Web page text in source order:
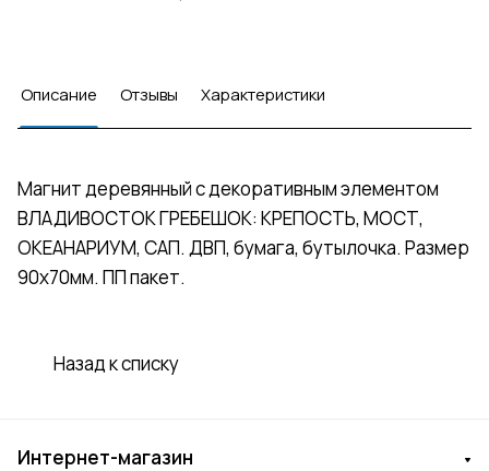
Описание Отзывы Характеристики
Магнит деревянный с декоративным элементом
ВЛАДИВОСТОК ГРЕБЕШОК: КРЕПОСТЬ, МОСТ,
ОКЕАНАРИУМ, САП. ДВП, бумага, бутылочка. Размер
90х70мм. ПП пакет.
Назад к списку
Интернет-магазин